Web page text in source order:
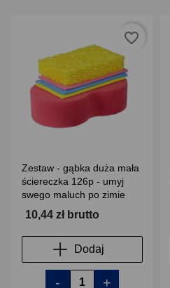
Zestaw - gąbka duża mała
ściereczka 126p - umyj
swego maluch po zimie
10,44 zł brutto
Dodaj
- +
favorite_border